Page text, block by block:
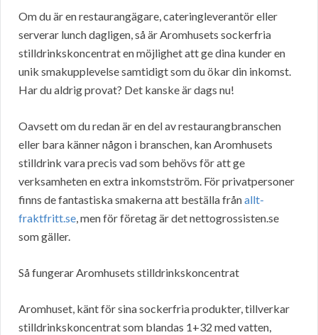
Om du är en restaurangägare, cateringleverantör eller
serverar lunch dagligen, så är Aromhusets sockerfria
stilldrinkskoncentrat en möjlighet att ge dina kunder en
unik smakupplevelse samtidigt som du ökar din inkomst.
Har du aldrig provat? Det kanske är dags nu!
Oavsett om du redan är en del av restaurangbranschen
eller bara känner någon i branschen, kan Aromhusets
stilldrink vara precis vad som behövs för att ge
verksamheten en extra inkomstström. För privatpersoner
finns de fantastiska smakerna att beställa frånallt-
fraktfritt.se, men för företag är det nettogrossisten.se
som gäller.
Så fungerar Aromhusets stilldrinkskoncentrat
Aromhuset, känt för sina sockerfria produkter, tillverkar
stilldrinkskoncentrat som blandas 1+32 med vatten,